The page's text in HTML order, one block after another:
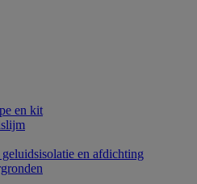
en kit
en afdichting